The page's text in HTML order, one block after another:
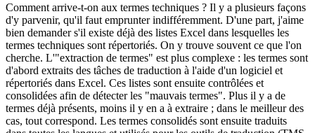
Comment arrive-t-on aux termes techniques ? Il y a plusieurs façons
d'y parvenir, qu'il faut emprunter indifféremment. D'une part, j'aime
bien demander s'il existe déjà des listes Excel dans lesquelles les
termes techniques sont répertoriés. On y trouve souvent ce que l'on
cherche. L'"extraction de termes" est plus complexe : les termes sont
d'abord extraits des tâches de traduction à l'aide d'un logiciel et
répertoriés dans Excel. Ces listes sont ensuite contrôlées et
consolidées afin de détecter les "mauvais termes". Plus il y a de
termes déjà présents, moins il y en a à extraire ; dans le meilleur des
cas, tout correspond. Les termes consolidés sont ensuite traduits